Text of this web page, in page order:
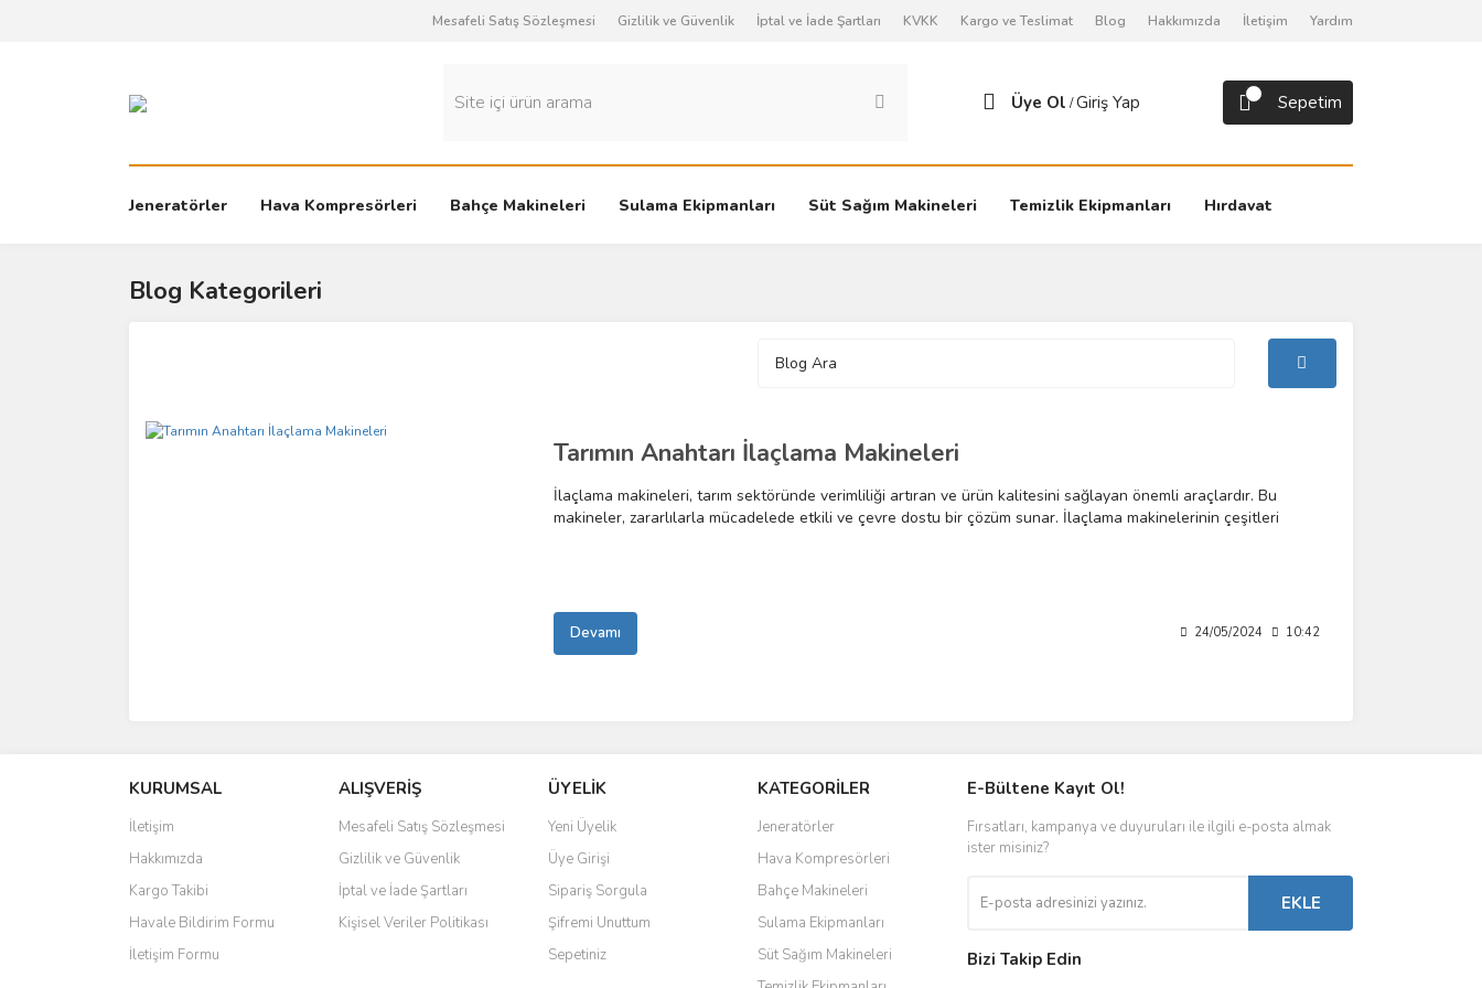
Mesafeli Satış Sözleşmesi Gizlilik ve Güvenlik İptal ve İade Şartları KVKK Kargo ve Teslimat Blog Hakkımızda İletişim Yardım
Üye Ol /Giriş Yap Sepetim
Jeneratörler Hava Kompresörleri Bahçe Makineleri Sulama Ekipmanları Süt Sağım Makineleri Temizlik Ekipmanları Hırdavat
Blog Kategorileri
Tarımın Anahtarı İlaçlama Makineleri
İlaçlama makineleri, tarım sektöründe verimliliği artıran ve ürün kalitesini sağlayan önemli araçlardır. Bu
makineler, zararlılarla mücadelede etkili ve çevre dostu bir çözüm sunar. İlaçlama makinelerinin çeşitleri
Devamı 24/05/2024 10:42
KURUMSAL
İletişim
Hakkımızda
Kargo Takibi
Havale Bildirim Formu
İletişim Formu
ALIŞVERİŞ
Mesafeli Satış Sözleşmesi
Gizlilik ve Güvenlik
İptal ve İade Şartları
Kişisel Veriler Politikası
ÜYELİK
Yeni Üyelik
Üye Girişi
Sipariş Sorgula
Şifremi Unuttum
Sepetiniz
KATEGORİLER
Jeneratörler
Hava Kompresörleri
Bahçe Makineleri
Sulama Ekipmanları
Süt Sağım Makineleri
E-Bültene Kayıt Ol!
Fırsatları, kampanya ve duyuruları ile ilgili e-posta almak
ister misiniz?
EKLE
Bizi Takip Edin